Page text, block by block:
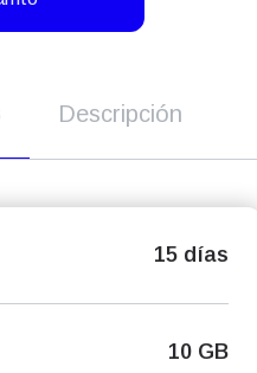
Descripción
15 días
10 GB